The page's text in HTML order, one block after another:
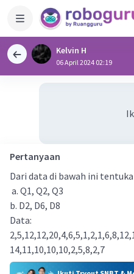
Kelvin H
06 April 2024 02:19
Pertanyaan
Dari data di bawah ini
a. Q1, Q2, Q3
b. D2, D6, D8
Data:
14,11,10,10,10,2,5,8,2,7